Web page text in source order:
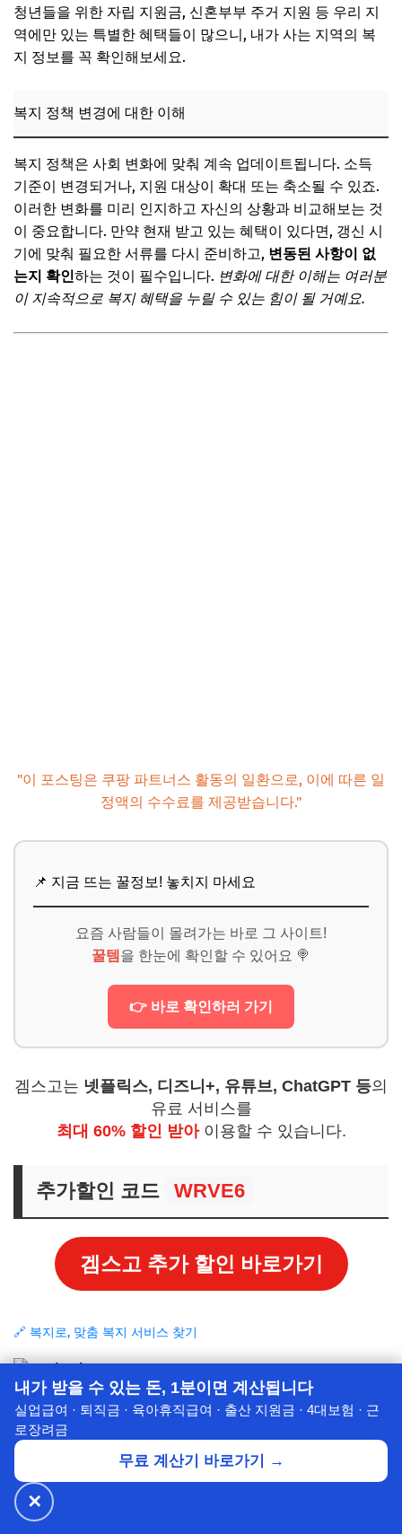
청년들을 위한 자립 지원금, 신혼부부 주거 지원 등 우리 지
역에만 있는 특별한 혜택들이 많으니, 내가 사는 지역의 복
지 정보를 꼭 확인해보세요.
복지 정책 변경에 대한 이해
복지 정책은 사회 변화에 맞춰 계속 업데이트됩니다. 소득
기준이 변경되거나, 지원 대상이 확대 또는 축소될 수 있죠.
이러한 변화를 미리 인지하고 자신의 상황과 비교해보는 것
이 중요합니다. 만약 현재 받고 있는 혜택이 있다면, 갱신 시
기에 맞춰 필요한 서류를 다시 준비하고, 변동된 사항이 없
는지 확인하는 것이 필수입니다. 변화에 대한 이해는 여러분
이 지속적으로 복지 혜택을 누릴 수 있는 힘이 될 거예요.
"이 포스팅은 쿠팡 파트너스 활동의 일환으로, 이에 따른 일
정액의 수수료를 제공받습니다."
📌 지금 뜨는 꿀정보! 놓치지 마세요
요즘 사람들이 몰려가는 바로 그 사이트!
꿀템 을 한눈에 확인할 수 있어요 🍭
👉 바로 확인하러 가기
겜스고는 넷플릭스, 디즈니+, 유튜브, ChatGPT 등의
유료 서비스를
최대 60% 할인 받아이용할 수 있습니다.
추가할인 코드 WRVE6
겜스고 추가 할인 바로가기
🔗 복지로, 맞춤 복지 서비스 찾기
내가 받을 수 있는 돈, 1분이면 계산됩니다
실업급여 · 퇴직금 · 육아휴직급여 · 출산 지원금 · 4대보험 · 근
로장려금
무료 계산기 바로가기 →
✕
🔥 넷플릭스·디즈니+
⭐ 7년의 신뢰